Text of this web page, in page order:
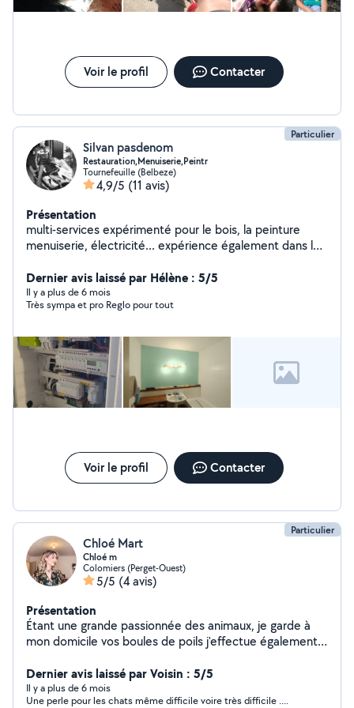
Voir le profil Contacter
Particulier
Silvan pasdenom
Restauration,Menuiserie,Peintr
Tournefeuille (Belbeze)
4,9/5 (11 avis)
Présentation
multi-services expérimenté pour le bois, la peinture
menuiserie, électricité... expérience également dans la
Dernier avis laissé par Hélène : 5/5
Il y a plus de 6 mois
Très sympa et pro Reglo pour tout
Voir le profil Contacter
Particulier
Chloé Mart
Chloé m
Colomiers (Perget-Ouest)
5/5 (4 avis)
Présentation
Étant une grande passionnée des animaux, je garde à
mon domicile vos boules de poils j'effectue également
à me contacter
Dernier avis laissé par Voisin : 5/5
Il y a plus de 6 mois
Une perle pour les chats même difficile voire très difficile ....